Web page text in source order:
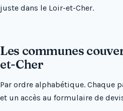
juste dans le Loir-et-Cher.
Les communes
et-Cher
Par ordre alphabétique. Chaque
et un accès au formulaire de